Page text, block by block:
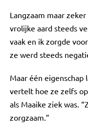
Langzaam maar
vrolijke aard steeds
vaak en ik zorgde
ze werd steeds
Maar één
vertelt hoe ze zelfs
als Maaike ziek was.
zorgzaam.”